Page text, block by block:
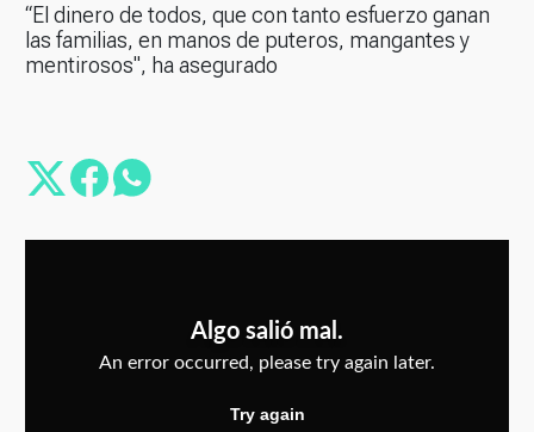
“El dinero de todos, que con tanto esfuerzo ganan
las familias, en manos de puteros, mangantes y
mentirosos", ha asegurado